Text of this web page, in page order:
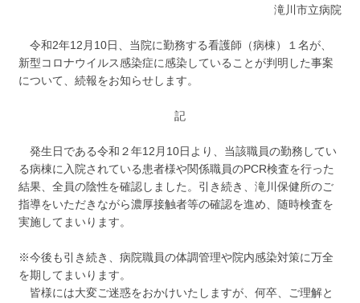
診療受付時間
滝川市立病院
令和2年12月10日、当院に勤務する看護師（病棟）１名が、
新型コロナウイルス感染症に感染していることが判明した事案
について、続報をお知らせします。
記
発生日である令和２年12月10日より、当該職員の勤務してい
る病棟に入院されている患者様や関係職員のPCR検査を行った
結果、全員の陰性を確認しました。引き続き、滝川保健所のご
指導をいただきながら濃厚接触者等の確認を進め、随時検査を
実施してまいります。
※今後も引き続き、病院職員の体調管理や院内感染対策に万全
を期してまいります。
皆様には大変ご迷惑をおかけいたしますが、何卒、ご理解と